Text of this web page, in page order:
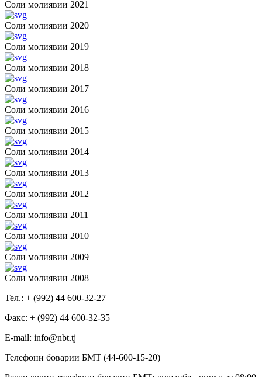
Соли молиявии 2021
Соли молиявии 2020
Соли молиявии 2019
Соли молиявии 2018
Соли молиявии 2017
Соли молиявии 2016
Соли молиявии 2015
Соли молиявии 2014
Соли молиявии 2013
Соли молиявии 2012
Соли молиявии 2011
Соли молиявии 2010
Соли молиявии 2009
Соли молиявии 2008
Тел.: + (992) 44 600-32-27
Факс: + (992) 44 600-32-35
Е-mail: info@nbt.tj
Телефони боварии БМТ (44-600-15-20)